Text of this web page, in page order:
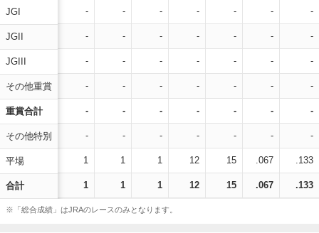
JGI
JGII
JGIII
その他重賞
重賞合計
その他特別
平場
合計
- - - - - - -
- - - - - - -
- - - - - - -
- - - - - - -
- - - - - - -
- - - - - - -
1 1 1 12 15 .067 .133
1 1 1 12 15 .067 .133
※「総合成績」はJRAのレースのみとなります。